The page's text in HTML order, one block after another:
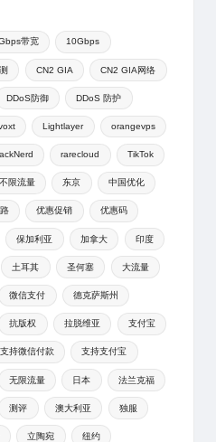
带宽 10Gbps
CN2 GIA CN2 GIA网络
DDoS防御 DDoS 防护
Lightlayer orangevps
rarecloud TikTok
不限流量 东京 中国优化
优惠促销 优惠码
保加利亚 加拿大 印度
土耳其 圣何塞 大流量
微信支付 德克萨斯州
抗版权 拉脱维亚 支付宝
支持微信付款 支持支付宝
无限流量 日本 法兰克福
测评 澳大利亚 独服
立陶宛 纽约